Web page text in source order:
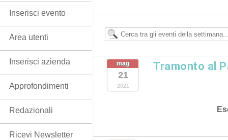
mag
21
2021
Tramonto al
Inserisci evento
Area utenti
Inserisci azienda
Approfondimenti
Redazionali
Ricevi Newsletter